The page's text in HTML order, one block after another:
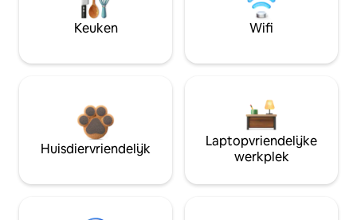
Keuken Wifi
Huisdiervriendelijk
Laptopvriendelijke
werkplek